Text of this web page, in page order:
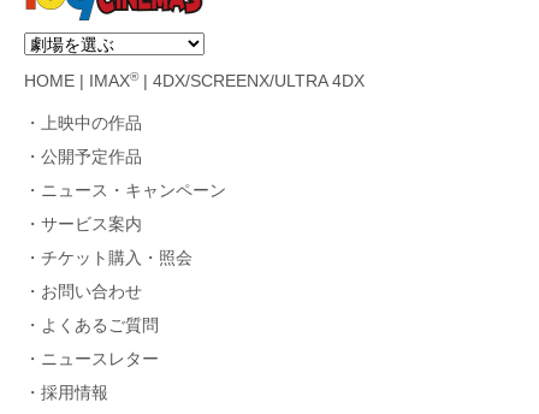
HOME IMAX®| 4DX/SCREENX/ULTRA 4DX
上映中の作品
公開予定作品
ニュース・キャンペーン
サービス案内
チケット購入・照会
お問い合わせ
よくあるご質問
ニュースレター
採用情報